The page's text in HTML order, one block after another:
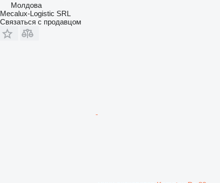
Молдова
Mecalux-Logistic SRL
Связаться с продавцом